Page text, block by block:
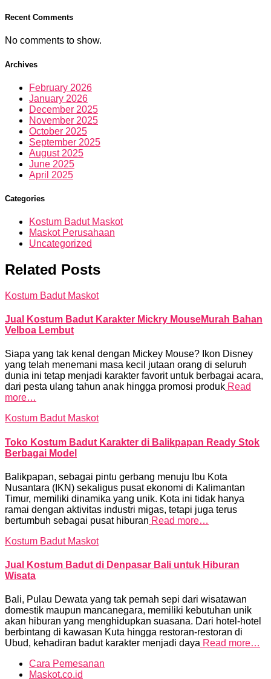
Recent Comments
No comments to show.
Archives
February 2026
January 2026
December 2025
November 2025
October 2025
September 2025
August 2025
June 2025
April 2025
Categories
Kostum Badut Maskot
Maskot Perusahaan
Uncategorized
Related Posts
Kostum Badut Maskot
Jual Kostum Badut Karakter Mickry MouseMurah Bahan
Velboa Lembut
Siapa yang tak kenal dengan Mickey Mouse? Ikon Disney
yang telah menemani masa kecil jutaan orang di seluruh
dunia ini tetap menjadi karakter favorit untuk berbagai acara,
dari pesta ulang tahun anak hingga promosi produk Read
more…
Kostum Badut Maskot
Toko Kostum Badut Karakter di Balikpapan Ready Stok
Berbagai Model
Balikpapan, sebagai pintu gerbang menuju Ibu Kota
Nusantara (IKN) sekaligus pusat ekonomi di Kalimantan
Timur, memiliki dinamika yang unik. Kota ini tidak hanya
ramai dengan aktivitas industri migas, tetapi juga terus
bertumbuh sebagai pusat hiburan Read more…
Kostum Badut Maskot
Jual Kostum Badut di Denpasar Bali untuk Hiburan
Wisata
Bali, Pulau Dewata yang tak pernah sepi dari wisatawan
domestik maupun mancanegara, memiliki kebutuhan unik
akan hiburan yang menghidupkan suasana. Dari hotel-hotel
berbintang di kawasan Kuta hingga restoran-restoran di
Ubud, kehadiran badut karakter menjadi daya Read more…
Cara Pemesanan
Maskot.co.id